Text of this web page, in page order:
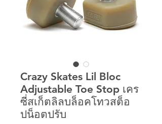
Crazy Skates Lil Bloc
Adjustable Toe Stop เคร
ซี่สเก็ตลิลบล็อคโทวสต็อ
ปน็อตปรับ